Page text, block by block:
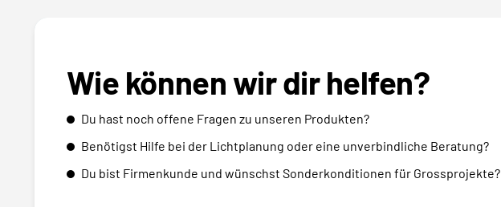
Wie können wir dir helfen?
Du hast noch offene Fragen zu unseren Produkten?
Benötigst Hilfe bei der Lichtplanung oder eine unverbindliche Beratung?
Du bist Firmenkunde und wünschst Sonderkonditionen für Grossprojekte?